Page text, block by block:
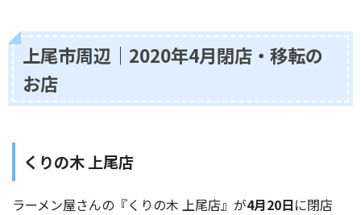
上尾市周辺｜2020年4月閉店・移転の
お店
くりの木 上尾店
ラーメン屋さんの『くりの木 上尾店』が4月20日に閉店